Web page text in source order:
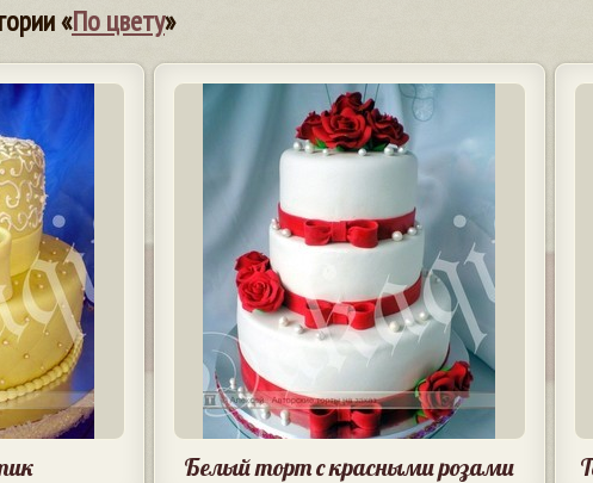
«По цвету»
Белый торт с красными розами